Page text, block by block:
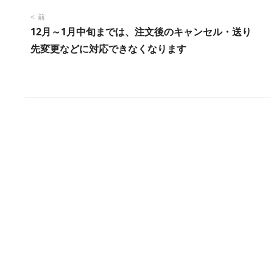
投
稿
前
12月～1月中旬までは、注文後のキャンセル・送り
先変更などに対応できなくなります